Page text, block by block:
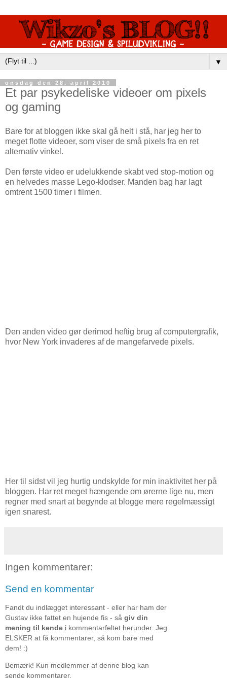
▼
onsdag den 28. april 2010
Et par psykedeliske videoer om pixels
og gaming
Bare for at bloggen ikke skal gå helt i stå, har jeg her to
meget flotte videoer, som viser de små pixels fra en ret
alternativ vinkel.
Den første video er udelukkende skabt ved stop-motion og
en helvedes masse Lego-klodser. Manden bag har lagt
omtrent 1500 timer i filmen.
Den anden video gør derimod heftig brug af computergrafik,
hvor New York invaderes af de mangefarvede pixels.
Her til sidst vil jeg hurtig undskylde for min inaktivitet her på
bloggen. Har ret meget hængende om ørerne lige nu, men
regner med snart at begynde at blogge mere regelmæssigt
igen snarest.
Ingen kommentarer:
Send en kommentar
Fandt du indlægget interessant - eller har ham der
Gustav ikke fattet en hujende fis - så giv din
mening til kende i kommentarfeltet herunder. Jeg
ELSKER at få kommentarer, så kom bare med
dem! :)
Bemærk! Kun medlemmer af denne blog kan
sende kommentarer.